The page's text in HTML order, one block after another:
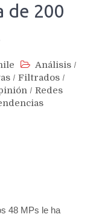
de 200
Análisis /
/ Filtrados /
/ Redes
48 MPs le ha